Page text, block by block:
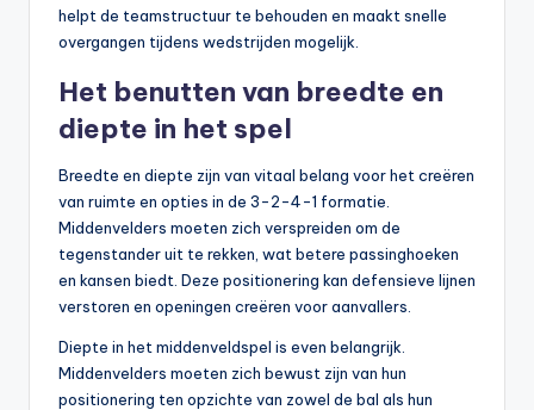
helpt de teamstructuur te behouden en maakt snelle
overgangen tijdens wedstrijden mogelijk.
Het benutten van breedte en
diepte in het spel
Breedte en diepte zijn van vitaal belang voor het creëren
van ruimte en opties in de 3-2-4-1 formatie.
Middenvelders moeten zich verspreiden om de
tegenstander uit te rekken, wat betere passinghoeken
en kansen biedt. Deze positionering kan defensieve lijnen
verstoren en openingen creëren voor aanvallers.
Diepte in het middenveldspel is even belangrijk.
Middenvelders moeten zich bewust zijn van hun
positionering ten opzichte van zowel de bal als hun